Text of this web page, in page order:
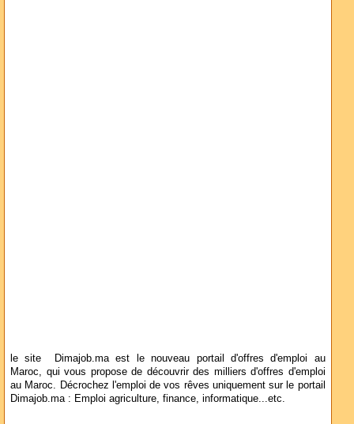
le site Dimajob.ma est le nouveau portail d'offres d'emploi au
Maroc, qui vous propose de découvrir des milliers d'offres d'emploi
au Maroc. Décrochez l'emploi de vos rêves uniquement sur le portail
Dimajob.ma : Emploi agriculture, finance, informatique...etc.